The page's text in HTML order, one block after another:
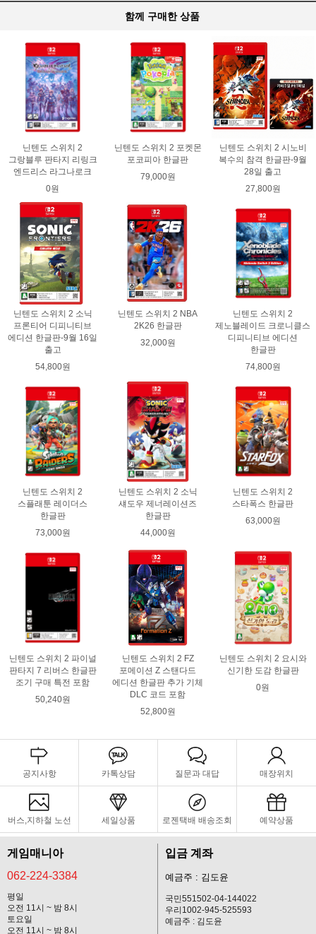
함께 구매한 상품
닌텐도 스위치 2
그랑블루 판타지 리링크
엔드리스 라그나로크
0원
닌텐도 스위치 2 포켓몬
포코피아 한글판
79,000원
닌텐도 스위치 2 시노비
복수의 참격 한글판-9월
28일 출고
27,800원
닌텐도 스위치 2 소닉
프론티어 디피니티브
에디션 한글판-9월 16일
출고
54,800원
닌텐도 스위치 2 NBA
2K26 한글판
32,000원
닌텐도 스위치 2
제노블레이드 크로니클스
디피니티브 에디션
한글판
74,800원
닌텐도 스위치 2
스플래툰 레이더스
한글판
73,000원
닌텐도 스위치 2 소닉
섀도우 제너레이션즈
한글판
44,000원
닌텐도 스위치 2
스타폭스 한글판
63,000원
닌텐도 스위치 2 파이널
판타지 7 리버스 한글판
조기 구매 특전 포함
50,240원
닌텐도 스위치 2 FZ
포메이션 Z 스탠다드
에디션 한글판 추가 기체
DLC 코드 포함
52,800원
닌텐도 스위치 2 요시와
신기한 도감 한글판
0원
공지사항 카톡상담 질문과 대답 매장위치
버스,지하철 노선 세일상품 로젠택배 배송조회 예약상품
게임매니아
062-224-3384
평일
오전 11시 ~ 밤 8시
토요일
오전 11시 ~ 밤 8시
입금 계좌
예금주 : 김도윤
국민551502-04-144022
우리1002-945-525593
예금주 : 김도윤